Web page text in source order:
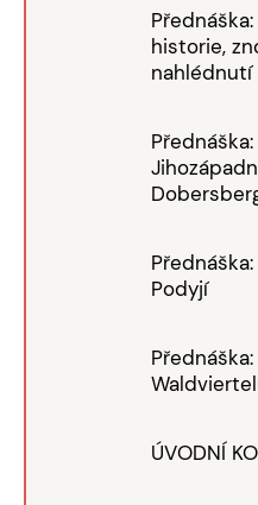
historie,
Podyjí
ÚVODNÍ